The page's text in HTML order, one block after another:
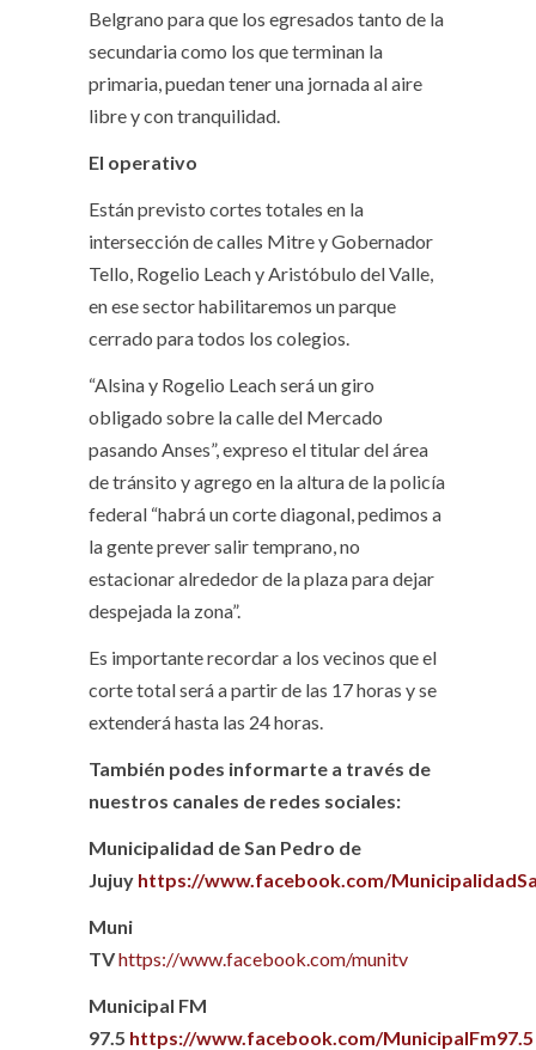
Belgrano para que los egresados tanto de la
secundaria como los que terminan la
primaria, puedan tener una jornada al aire
libre y con tranquilidad.
El operativo
Están previsto cortes totales en la
intersección de calles Mitre y Gobernador
Tello, Rogelio Leach y Aristóbulo del Valle,
en ese sector habilitaremos un parque
cerrado para todos los colegios.
“Alsina y Rogelio Leach será un giro
obligado sobre la calle del Mercado
pasando Anses”, expreso el titular del área
de tránsito y agrego en la altura de la policía
federal “habrá un corte diagonal, pedimos a
la gente prever salir temprano, no
estacionar alrededor de la plaza para dejar
despejada la zona”.
Es importante recordar a los vecinos que el
corte total será a partir de las 17 horas y se
extenderá hasta las 24 horas.
También podes informarte a través de
nuestros canales de redes sociales:
Municipalidad de San Pedro de
Jujuy https://www.facebook.com/
Muni
TVhttps://www.facebook.com/munitv
Municipal FM
97.5 https://www.facebook.com/MunicipalFm97.5